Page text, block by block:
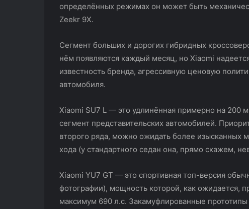
определённых режимах он может быть
Zeekr 9X.
Сегмент больших и дорогих гибридных
нём появляются каждый месяц, но Xiaomi
известность бренда, агрессивную ценовую
автомобиля.
Xiaomi SU7 L — это удлинённая примерно на 200
сегмент представительских автомобилей.
второго ряда, можно ожидать более изысканных
хода (у стандартного седан она, прямо скажем,
Xiaomi YU7 GT — это спортивная топ-версия
фотографии), мощность которой, как ожидается,
максимум 690 л.с. Закамуфлированные